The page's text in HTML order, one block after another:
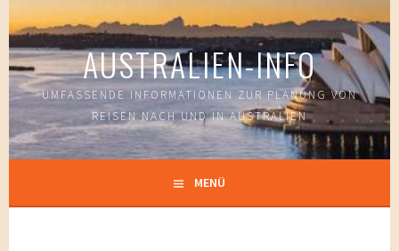
Springe
zum
Inhalt
AUSTRALIEN-INFO
UMFASSENDE INFORMATIONEN ZUR PLANUNG VON
REISEN NACH UND IN AUSTRALIEN
MENÜ